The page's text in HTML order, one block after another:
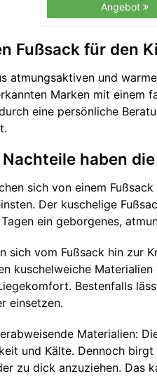
Angebot
Fußsack für den
atmungsaktiven und
Marken mit einem
eine persönliche
haben die
sich von einem
Der kuschelige
ein geborgenes,
sich vom Fußsack hin zur
kuschelweiche
Bestenfalls
einsetzen.
Materialien:
und Kälte. Dennoch
zu dick anzuziehen. Das